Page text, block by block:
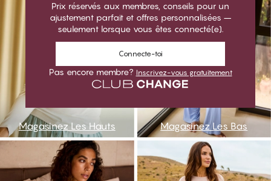
Prix réservés aux membres, conseils pour un
ajustement parfait et offres personnalisées –
seulement lorsque vous êtes connecté(e).
Connecte-toi
Pas encore membre? Inscrivez-vous gratuitement
Magasinez Les Hauts Magasinez Les Bas
nnightdress